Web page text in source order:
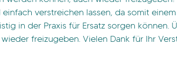
verstreichen lassen, da somit
in der Praxis für Ersatz sorgen können.
freizugeben. Vielen Dank für Ihr